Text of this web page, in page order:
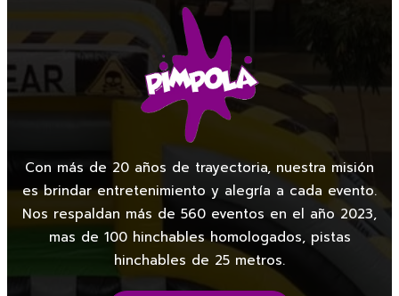
Con más de 20 años de trayectoria, nuestra misión
es brindar entretenimiento y alegría a cada evento.
Nos respaldan más de 560 eventos en el año 2023,
mas de 100 hinchables homologados, pistas
hinchables de 25 metros.